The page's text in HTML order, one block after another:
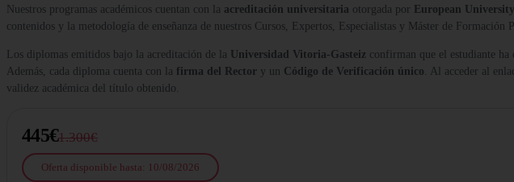
Nuestros programas académicos cuentan con la acreditación universitaria otorgada por European
contenidos y la metodología de enseñanza de nuestros Cursos, Expertos, Especialistas y Máster de
Los diplomas emitidos bajo la acreditación de la Universidad Vitoria-Gasteiz confirman que el estudiante
Además, cada diploma cuenta con la firma del Rector y un Código de Verificación único. Al acceder al
validez académica del título obtenido.
445€1.300€
Oferta disponible hasta: 10/08/2026